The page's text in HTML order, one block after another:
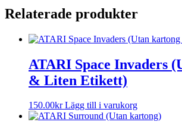
Relaterade produkter
ATARI Space Invaders
& Liten Etikett)
150.00kr Lägg till i varukorg